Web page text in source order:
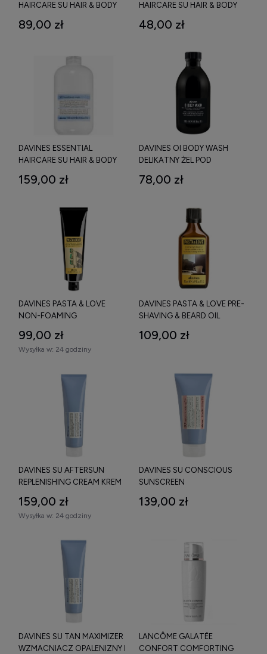
HAIRCARE SU HAIR & BODY
I CIAŁO ŻEL DO MYCIA PO
89,00 zł
HAIRCARE SU HAIR & BODY
I CIAŁO ŻEL DO MYCIA PO
48,00 zł
DAVINES ESSENTIAL
HAIRCARE SU HAIR & BODY
SZAPMON 2W1 500 ML
159,00 zł
DAVINES OI BODY WASH
DELIKATNY ŻEL POD
78,00 zł
DAVINES PASTA & LOVE
NON-FOAMING
ŻEL DO GOLENIA 150 ML
99,00 zł
Wysyłka w: 24 godziny
DAVINES PASTA & LOVE PRE-
SHAVING & BEARD OIL
109,00 zł
DAVINES SU AFTERSUN
REPLENISHING CREAM KREM
CIAŁA 150 ML
159,00 zł
Wysyłka w: 24 godziny
DAVINES SU CONSCIOUS
SUNSCREEN
OPALANIA TWARZY I CIAŁA
139,00 zł
DAVINES SU TAN MAXIMIZER
WZMACNIACZ OPALENIZNY I
LANCÔME GALATÉE
CONFORT COMFORTING